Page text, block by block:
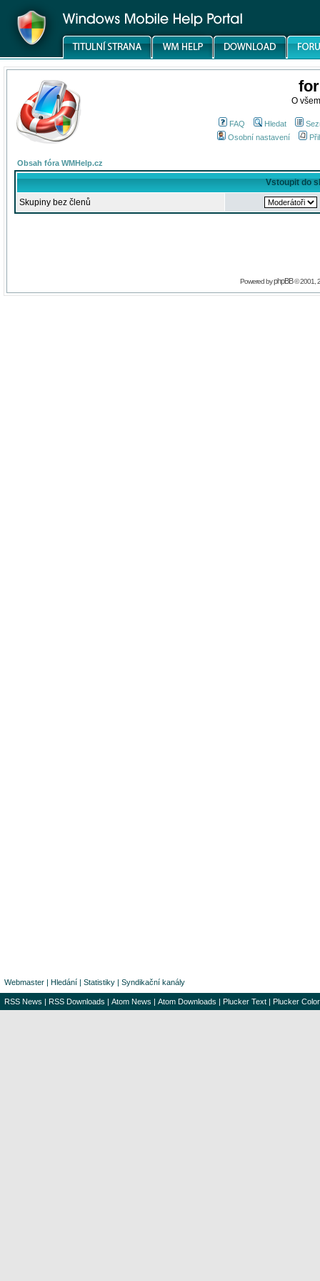
O
FAQ Hledat
Osobní nastavení
Obsah fóra WMHelp.cz
Vstoupit do
Skupiny bez členů
Powered byphpBB© 2001,
Webmaster | Hledání | Statistiky | Syndikační kanály
RSS News | RSS Downloads | Atom News | Atom Downloads | Plucker Text | Plucker Color